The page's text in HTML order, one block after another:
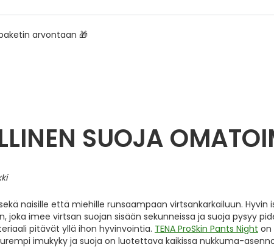
arvontaan 🎁
SUOJA
naisille että miehille runsaampaan virtsankarkailuun. Hyvin
joka imee virtsan suojan sisään sekunneissa ja suoja pysyy
pitävät yllä ihon hyvinvointia. TENA ProSkin Pants Night on
imukyky ja suoja on luotettava kaikissa nukkuma-